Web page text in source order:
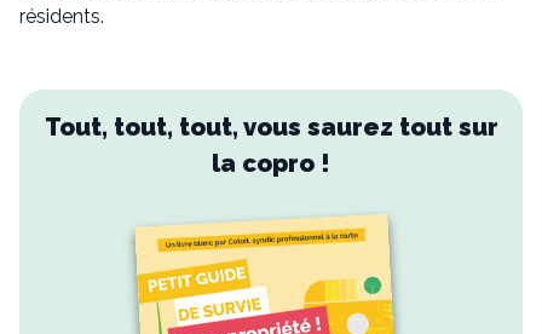
résidents.
Tout, tout, tout, vous saurez tout sur
la copro !